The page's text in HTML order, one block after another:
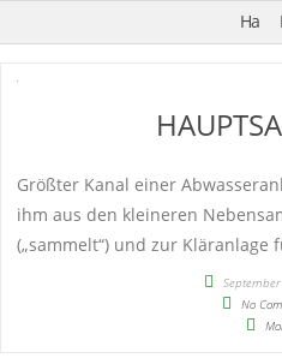
Ha
Größter Kanal einer
ihm aus den kleineren
(„sammelt“) und zur Kläranlage
No